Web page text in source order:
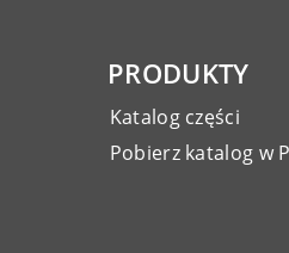
PRODUKTY
Katalog części
Pobierz katalog w